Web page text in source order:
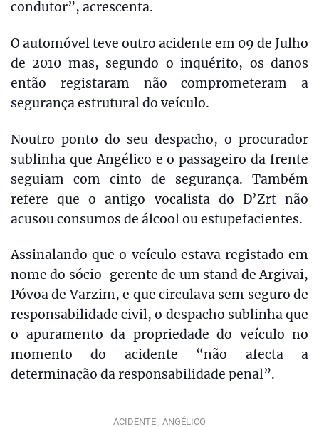
condutor”, acrescenta.
O automóvel teve outro acidente em 09 de Julho
de 2010 mas, segundo o inquérito, os danos
então registaram não comprometeram a
segurança estrutural do veículo.
Noutro ponto do seu despacho, o procurador
sublinha que Angélico e o passageiro da frente
seguiam com cinto de segurança. Também
refere que o antigo vocalista do D’Zrt não
acusou consumos de álcool ou estupefacientes.
Assinalando que o veículo estava registado em
nome do sócio-gerente de um stand de Argivai,
Póvoa de Varzim, e que circulava sem seguro de
responsabilidade civil, o despacho sublinha que
o apuramento da propriedade do veículo no
momento do acidente “não afecta a
determinação da responsabilidade penal”.
ACIDENTE , ANGÉLICO